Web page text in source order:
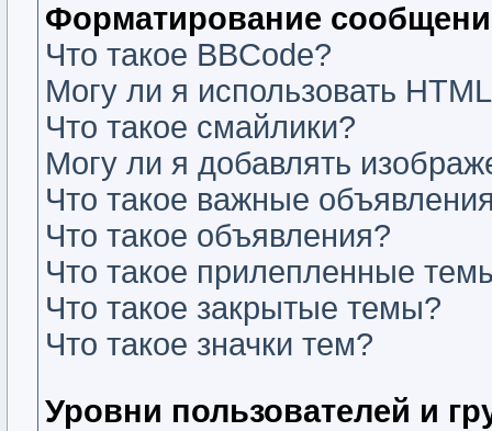
Форматирование
Что такое BBCode?
Могу ли я использовать
Что такое смайлики?
Могу ли я добавлять
Что такое важные
Что такое объявления?
Что такое прилепленные
Что такое закрытые темы?
Что такое значки тем?
Уровни пользователей и